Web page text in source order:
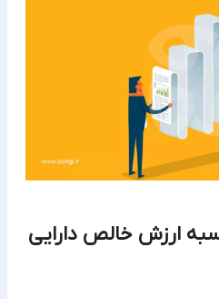
ارزش خالص دارایی